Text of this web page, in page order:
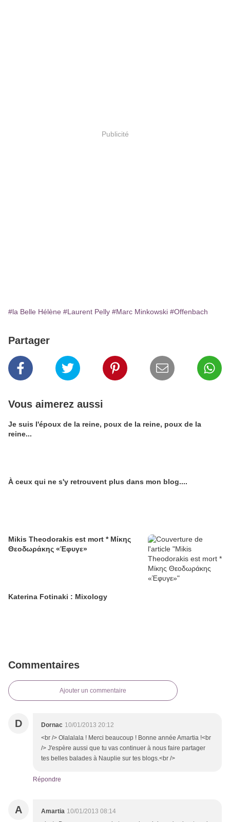
Publicité
#la Belle Hélène #Laurent Pelly #Marc Minkowski #Offenbach
Partager
Vous aimerez aussi
Je suis l'époux de la reine, poux de la reine, poux de la
reine...
À ceux qui ne s'y retrouvent plus dans mon blog....
Mikis Theodorakis est mort * Μίκης
Θεοδωράκης «Έφυγε»
Katerina Fotinaki : Mixology
Commentaires
Ajouter un commentaire
D Dornac 10/01/2013 20:12
<br /> Olalalala ! Merci beaucoup ! Bonne année Amartia !<br
/> J'espère aussi que tu vas continuer à nous faire partager
tes belles balades à Nauplie sur tes blogs.<br />
Répondre
A Amartia 10/01/2013 08:14